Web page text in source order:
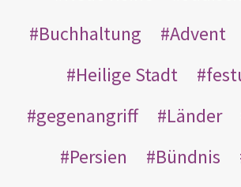
Buchhaltung
Advent
Heilige Stadt
gegenangriff
Länder
Persien
Bündnis